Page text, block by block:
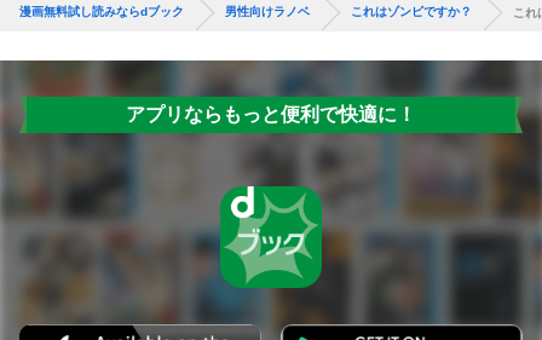
漫画無料試し読みならdブック 男性向けラノベ これはゾンビですか？ これ
アプリならもっと便利で快適に！